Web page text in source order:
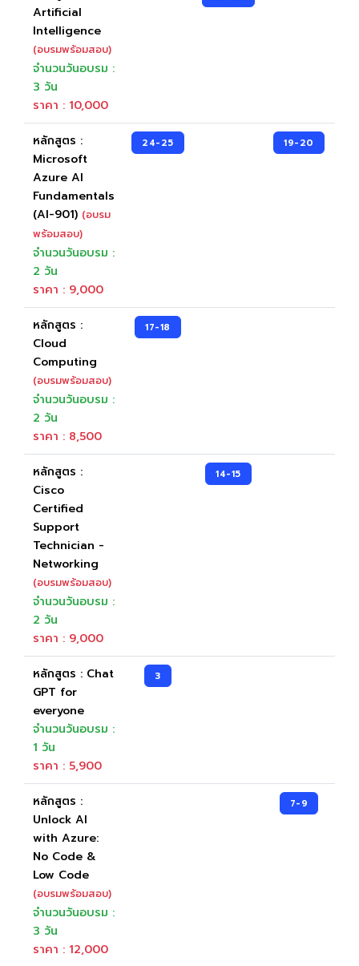
Become To Certiport
Certiport Authorized Testing Center (CATC)
Artificial
Intelligence
(อบรมพร้อมสอบ)
จำนวนวันอบรม :
3 วัน
ราคา : 10,000
หลักสูตร :
Microsoft
Azure AI
Fundamentals
(AI-901) (อบรม
พร้อมสอบ)
จำนวนวันอบรม :
2 วัน
ราคา : 9,000
24-25 19-20
หลักสูตร :
Cloud
Computing
(อบรมพร้อมสอบ)
จำนวนวันอบรม :
2 วัน
ราคา : 8,500
17-18
หลักสูตร :
Cisco
Certified
Support
Technician -
Networking
(อบรมพร้อมสอบ)
จำนวนวันอบรม :
2 วัน
ราคา : 9,000
14-15
หลักสูตร : Chat
GPT for
everyone
จำนวนวันอบรม :
1 วัน
ราคา : 5,900
3
หลักสูตร :
Unlock AI
with Azure:
No Code &
Low Code
(อบรมพร้อมสอบ)
จำนวนวันอบรม :
3 วัน
ราคา : 12,000
7-9